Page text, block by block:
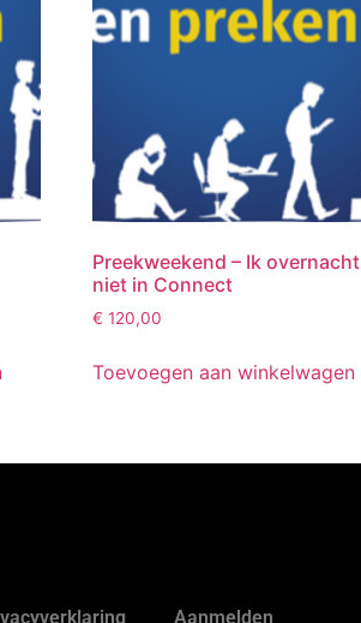
Preekweekend – Ik overnacht
niet in Connect
€ 120,00
Toevoegen aan winkelwagen
Aanmelden